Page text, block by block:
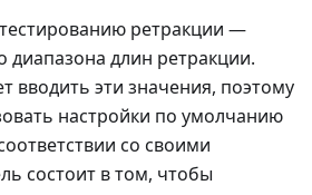
ретракции —
диапазона длин ретракции.
вводить эти значения, поэтому
настройки по умолчанию
со своими
состоит в том, чтобы